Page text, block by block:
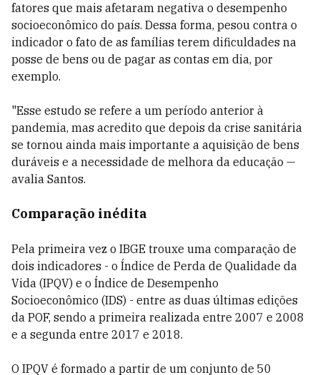
fatores que mais afetaram negativa o desempenho
socioeconômico do país. Dessa forma, pesou contra o
indicador o fato de as famílias terem dificuldades na
posse de bens ou de pagar as contas em dia, por
exemplo.
"Esse estudo se refere a um período anterior à
pandemia, mas acredito que depois da crise sanitária
se tornou ainda mais importante a aquisição de bens
duráveis e a necessidade de melhora da educação —
avalia Santos.
Comparação inédita
Pela primeira vez o IBGE trouxe uma comparação de
dois indicadores - o Índice de Perda de Qualidade da
Vida (IPQV) e o Índice de Desempenho
Socioeconômico (IDS) - entre as duas últimas edições
da POF, sendo a primeira realizada entre 2007 e 2008
e a segunda entre 2017 e 2018.
O IPQV é formado a partir de um conjunto de 50